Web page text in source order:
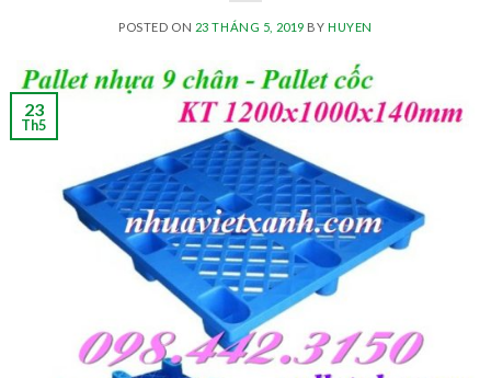
POSTED ON 23 THÁNG 5, 2019 BY HUYEN
23
Th5